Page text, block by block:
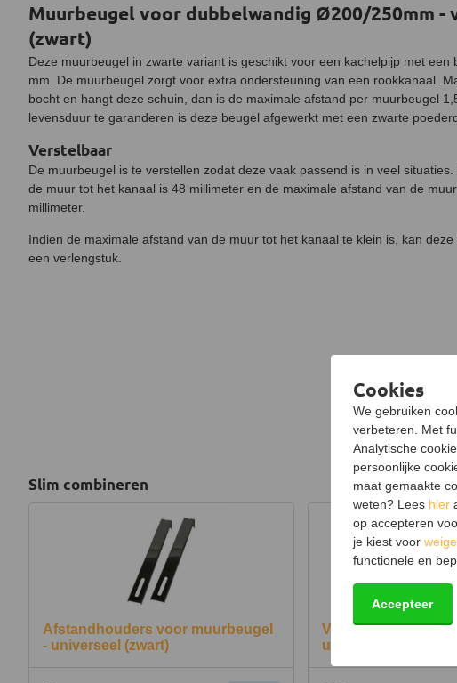
Muurbeugel voor dubbelwandig Ø200/250mm -
(zwart)
Deze muurbeugel in zwarte variant is geschikt voor een kachelpijp met een
mm. De muurbeugel zorgt voor extra ondersteuning van een rookkanaal.
bocht en hangt deze schuin, dan is de maximale afstand per muurbeugel
levensduur te garanderen is deze beugel afgewerkt met een zwarte
Verstelbaar
De muurbeugel is te verstellen zodat deze vaak passend is in veel
de muur tot het kanaal is 48 millimeter en de maximale afstand van de
millimeter.
Indien de maximale afstand van de muur tot het kanaal te klein is, kan
een verlengstuk.
Slim combineren
Afstandhouders voor muurbeugel
- universeel (zwart)
Verlengstukken
universeel (zwart)
Cookies
We gebruiken
verbeteren. Met
Analytische
persoonlijke
maat gemaakte
weten? Lees hier
op accepteren
je kiest voor
functionele en
Accepteer